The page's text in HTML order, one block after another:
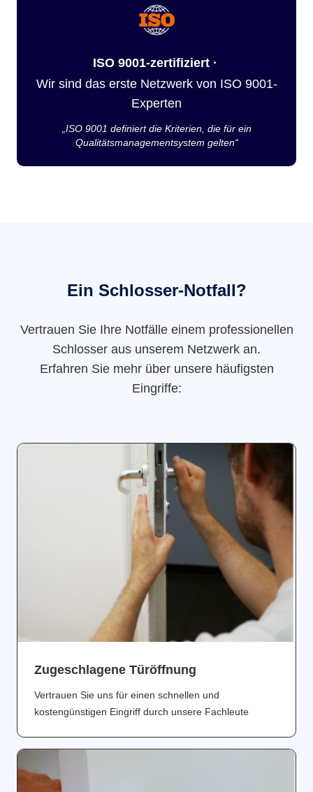
ISO 9001-zertifiziert ·
Wir sind das erste Netzwerk von ISO 9001-
Experten
„ISO 9001 definiert die Kriterien, die für ein
Qualitätsmanagementsystem gelten“
Ein Schlosser-Notfall?
Vertrauen Sie Ihre Notfälle einem professionellen
Schlosser aus unserem Netzwerk an.
Erfahren Sie mehr über unsere häufigsten
Eingriffe:
Zugeschlagene Türöffnung
Vertrauen Sie uns für einen schnellen und
kostengünstigen Eingriff durch unsere Fachleute